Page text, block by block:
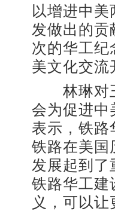
以增进中
发做出的贡
次的华工纪
美文化交流
林琳对王
会为促进中
表示，铁路
铁路在美国
发展起到了
铁路华工建
义，可以